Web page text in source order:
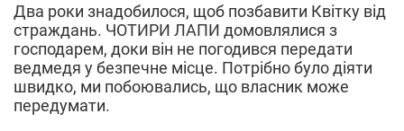
Два роки знадобилося, щоб позбавити Квітку від
страждань. ЧОТИРИ ЛАПИ домовлялися з
господарем, доки він не погодився передати
ведмедя у безпечне місце. Потрібно було діяти
швидко, ми побоювались, що власник може
передумати.